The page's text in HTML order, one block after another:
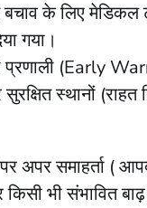
बचाव के लिए
गया।
प्रणाली (Early
स्थानों
अपर समाहर्ता (
भी संभावित